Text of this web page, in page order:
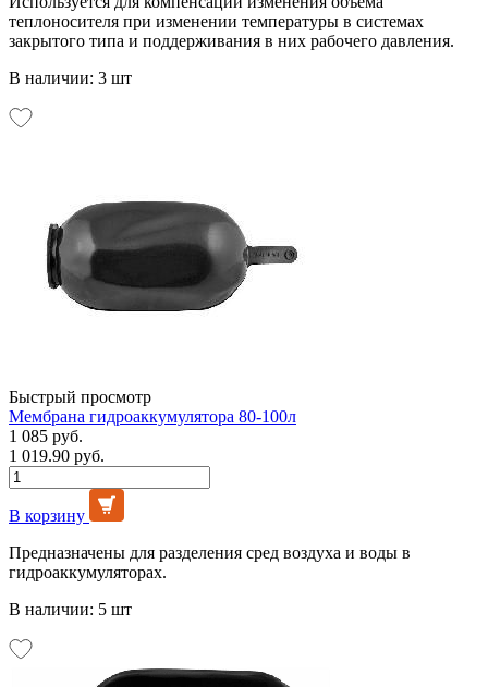
теплоносителя при изменении температуры в системах
закрытого типа и поддерживания в них рабочего давления.
В наличии: 3 шт
Быстрый просмотр
Мембрана гидроаккумулятора 80-100л
1 085 руб.
1 019.90 руб.
В корзину
Предназначены для разделения сред воздуха и воды в
гидроаккумуляторах.
В наличии: 5 шт